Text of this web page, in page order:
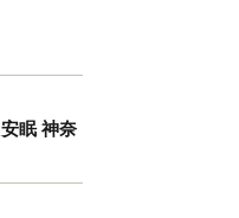
眠 神奈